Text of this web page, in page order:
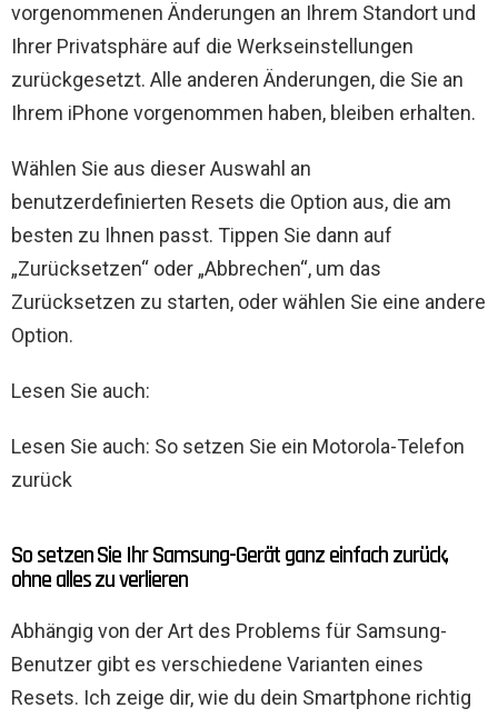
vorgenommenen Änderungen an Ihrem Standort und
Ihrer Privatsphäre auf die Werkseinstellungen
zurückgesetzt. Alle anderen Änderungen, die Sie an
Ihrem iPhone vorgenommen haben, bleiben erhalten.
Wählen Sie aus dieser Auswahl an
benutzerdefinierten Resets die Option aus, die am
besten zu Ihnen passt. Tippen Sie dann auf
„Zurücksetzen“ oder „Abbrechen“, um das
Zurücksetzen zu starten, oder wählen Sie eine andere
Option.
Lesen Sie auch:
Lesen Sie auch: So setzen Sie ein Motorola-Telefon
zurück
So setzen Sie Ihr Samsung-Gerät ganz einfach zurück,
ohne alles zu verlieren
Abhängig von der Art des Problems für Samsung-
Benutzer gibt es verschiedene Varianten eines
Resets. Ich zeige dir, wie du dein Smartphone richtig